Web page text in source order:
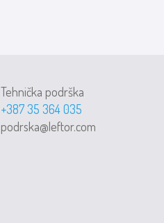
Tehnička podrška
+387 35 364 035
podrska@leftor.com